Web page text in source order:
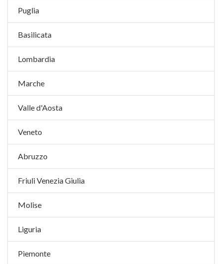
Puglia
Basilicata
Lombardia
Marche
Valle d'Aosta
Veneto
Abruzzo
Friuli Venezia Giulia
Molise
Liguria
Piemonte